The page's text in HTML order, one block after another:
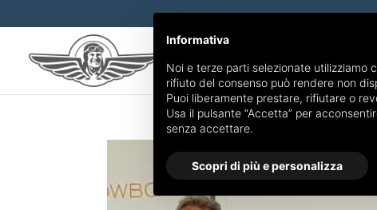
Informativa
Noi e terze parti selezionate utilizziamo
rifiuto del consenso può rendere non
Puoi liberamente prestare, rifiutare o
Usa il pulsante “Accetta” per
senza accettare.
Scopri di più e personalizza